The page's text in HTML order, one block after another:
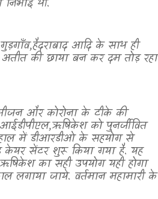
थी.
,हैदराबाद आदि के साथ ही
की छाया बन कर दम तोड़ रहा
और कोरोना के टीके की
,ऋषिकेश को पुनर्जीवित
में डीआरडीओ के सहयोग से
केयर सेंटर शुरू किया गया है. यह
का सही उपयोग यही होगा
जाये. वर्तमान महामारी के